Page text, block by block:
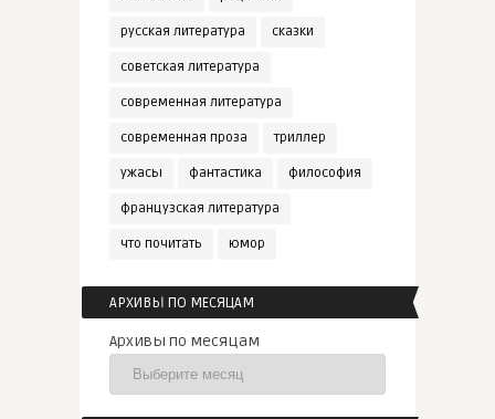
русская литература сказки
советская литература
современная литература
современная проза триллер
ужасы фантастика философия
французская литература
что почитать юмор
АРХИВЫ ПО МЕСЯЦАМ
Архивы по месяцам